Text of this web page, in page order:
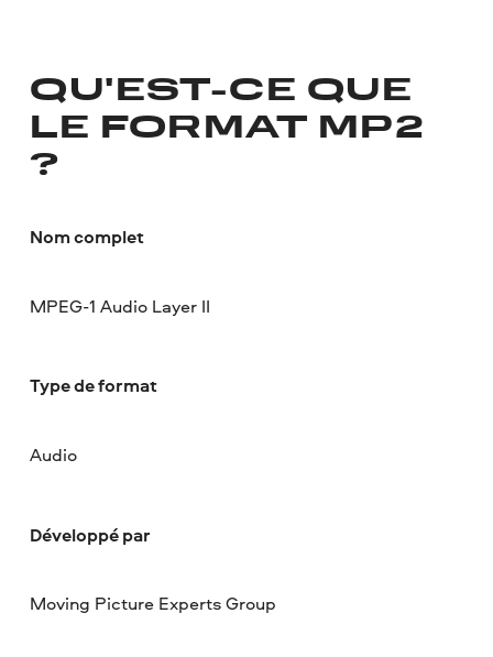
QU'EST-CE QUE
LE FORMAT MP2
?
Nom complet
MPEG-1 Audio Layer II
Type de format
Audio
Développé par
Moving Picture Experts Group